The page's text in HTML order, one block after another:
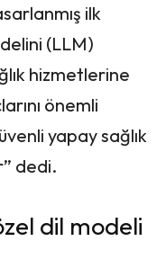
ilk
(LLM)
hizmetlerine
önemli
yapay sağlık
dedi.
dil modeli